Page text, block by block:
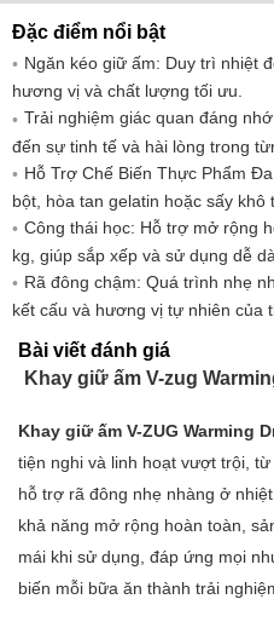
Hiển thị và điều
khiển
Loại
Số lượng
Kiểm
Tấm
Nội thất
Thông số kỹ thuật
Đầu ra -
Tiêu thụ
Tần số
Bảo vệ
Loại
Cáp kết
Đặc điểm nổi bật
Ngăn kéo giữ ấm: Duy trì nhiệt
hương vị và chất lượng tối ưu.
Trải nghiệm giác quan đáng
đến sự tinh tế và hài lòng trong
Hỗ Trợ Chế Biến Thực Phẩm
bột, hòa tan gelatin hoặc sấy khô
Công thái học: Hỗ trợ mở rộng
kg, giúp sắp xếp và sử dụng dễ
Rã đông chậm: Quá trình nhẹ
kết cấu và hương vị tự nhiên của
Bài viết đánh giá
Khay giữ ấm V-zug
Khay giữ ấm V-ZUG Warming
tiện nghi và linh hoạt vượt trội,
hỗ trợ rã đông nhẹ nhàng ở
khả năng mở rộng hoàn toàn,
mái khi sử dụng, đáp ứng mọi
biến mỗi bữa ăn thành trải